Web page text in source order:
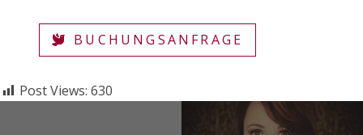
BUCHUNGSANFRAGE
Post Views: 630